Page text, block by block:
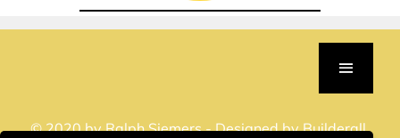
© 2020 by Ralph Siemers - Designed byBuilderall.